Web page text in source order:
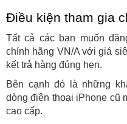
Điều kiện tham gia
Tất cả các bạn muốn
chính hãng VN/A với giá
kết trả hàng đúng hẹn.
Bên cạnh đó là những
dòng điện thoại iPhone cũ
cao cấp.